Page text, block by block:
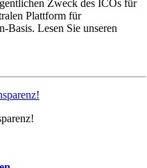
Zweck des ICOs für
Plattform für
Basis. Lesen Sie unseren